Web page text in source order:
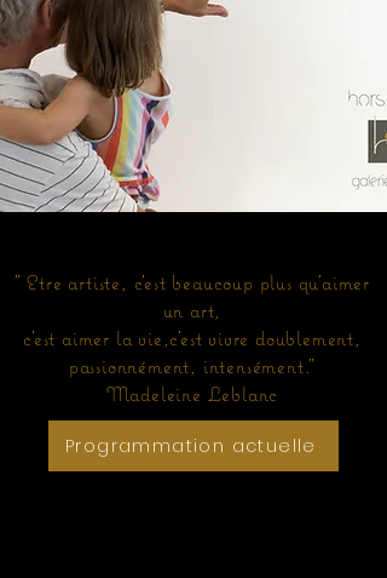
" Etre artiste, c'est beaucoup plus qu'aimer
un art,
c'est aimer la vie,c'est vivre doublement,
passionnément, intensément."
Madeleine Leblanc
Programmation actuelle